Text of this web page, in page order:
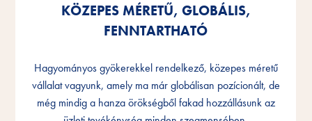
KÖZEPES MÉRETŰ, GLOBÁLIS,
FENNTARTHATÓ
Hagyományos gyökerekkel rendelkező, közepes méretű
vállalat vagyunk, amely ma már globálisan pozícionált, de
még mindig a hanza örökségből fakad hozzállásunk az
KÖZEPES MÉRETŰ, GLOBÁLIS,
FENNTARTHATÓ
Hagyományos gyökerekkel rendelkező, közepes méretű
vállalat vagyunk, amely ma már globálisan pozícionált, de
még mindig a hanza örökségből fakad hozzállásunk az
KÖZEPES MÉRETŰ, GLOBÁLIS,
FENNTARTHATÓ
Hagyományos gyökerekkel rendelkező, közepes méretű
vállalat vagyunk, amely ma már globálisan pozícionált, de
még mindig a hanza örökségből fakad hozzállásunk az